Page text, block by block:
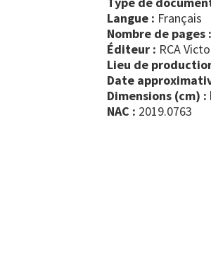
Langue : Français
Nombre de pages :
Éditeur : RCA
Lieu de
Date
Dimensions (cm) :
NAC : 2019.0763